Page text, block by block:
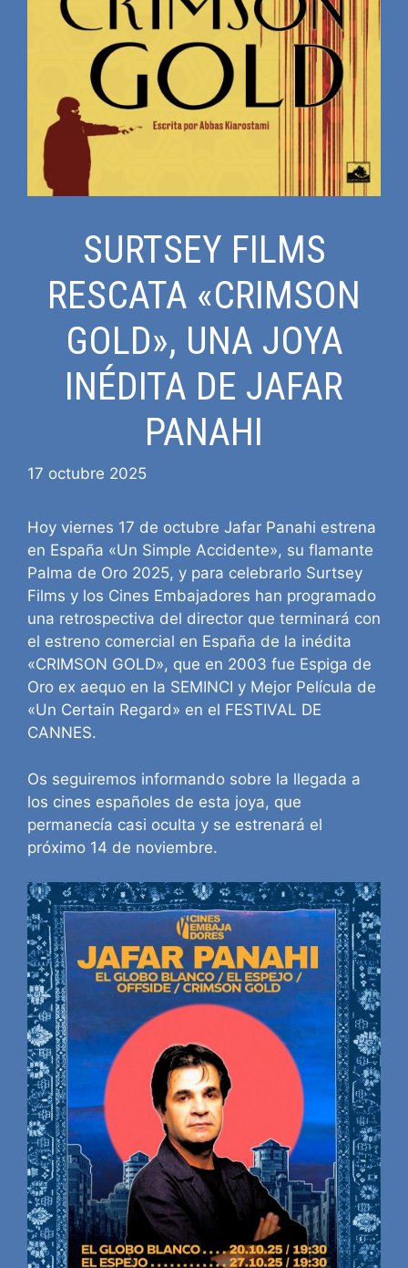
SURTSEY FILMS
RESCATA «CRIMSON
GOLD», UNA JOYA
INÉDITA DE JAFAR
PANAHI
17 octubre 2025
Hoy viernes 17 de octubre Jafar Panahi estrena
en España «Un Simple Accidente», su flamante
Palma de Oro 2025, y para celebrarlo Surtsey
Films y los Cines Embajadores han programado
una retrospectiva del director que terminará con
el estreno comercial en España de la inédita
«CRIMSON GOLD», que en 2003 fue Espiga de
Oro ex aequo en la SEMINCI y Mejor Película de
«Un Certain Regard» en el FESTIVAL DE
CANNES.
Os seguiremos informando sobre la llegada a
los cines españoles de esta joya, que
permanecía casi oculta y se estrenará el
próximo 14 de noviembre.